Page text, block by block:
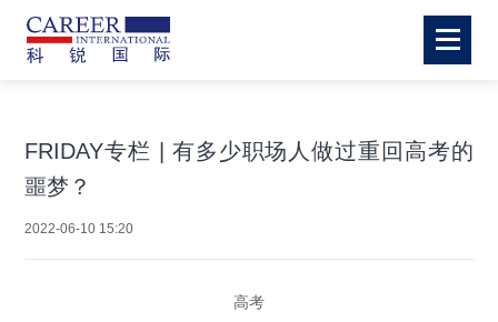
FRIDAY专栏 | 有多少职场人做过重回高考的
噩梦？
2022-06-10 15:20
高考